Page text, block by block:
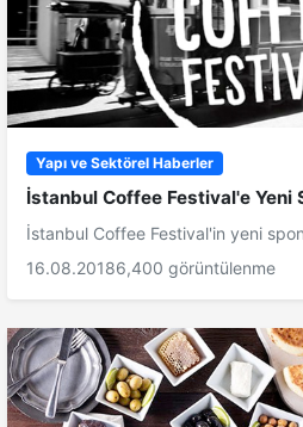
Yapı ve Sektörel Haberler
İstanbul Coffee Festival'e Yeni
İstanbul Coffee Festival'in yeni
16.08.20186,400 görüntülenme